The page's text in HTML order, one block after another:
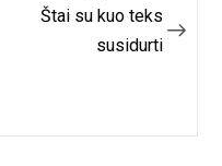
Štai su kuo teks
susidurti